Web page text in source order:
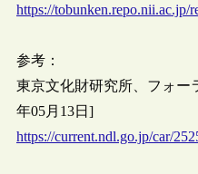
https://tobunken.repo.nii.ac.jp/
参考：
東京文化財研究所、フォー
年05月13日]
https://current.ndl.go.jp/car/